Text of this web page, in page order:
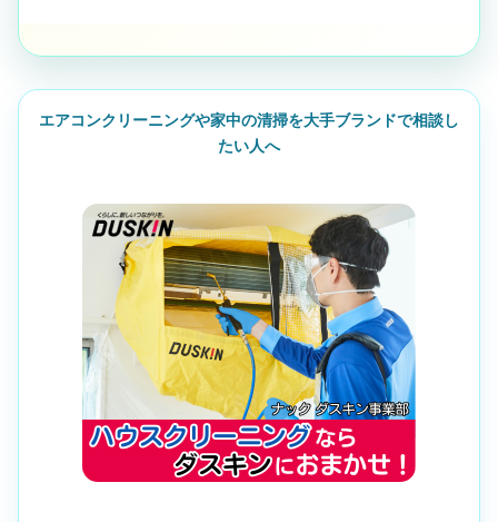
エアコンクリーニングや家中の清掃を大手ブランドで相談し
たい人へ